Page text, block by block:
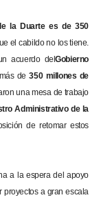
la Duarte es de 350
el cabildo no los tiene.
acuerdo delGobierno
de 350 millones de
una mesa de trabajo
Administrativo de la
de retomar estos
a la espera del apoyo
proyectos a gran escala